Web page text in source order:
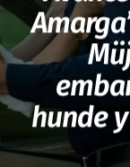
hunde